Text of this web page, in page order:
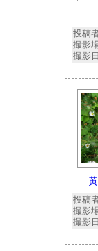
投稿
撮影
撮影
投稿
撮影
撮影